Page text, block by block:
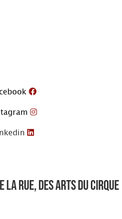
la rue, des arts du cirque